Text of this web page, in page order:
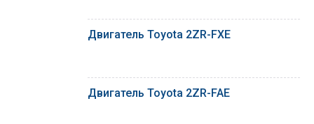
Двигатель Toyota 2ZR-FXE
Двигатель Toyota 2ZR-FAE